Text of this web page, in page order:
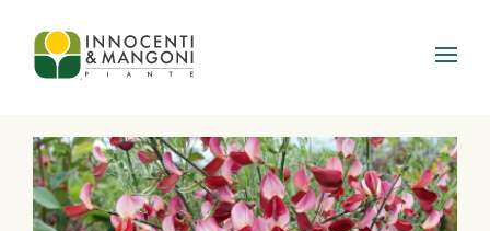
Skip to main content